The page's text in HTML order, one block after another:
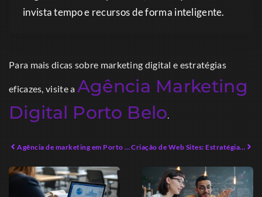
invista tempo e recursos de forma inteligente.
Para mais dicas sobre marketing digital e estratégias
eficazes, visite a Agência Marketing
Digital Porto Belo
Agência de marketing em Porto Belo: O Segredo Para Crescer Rápido Criação de Web Sites: Estratégias Inovadoras para Alcançar Sucesso